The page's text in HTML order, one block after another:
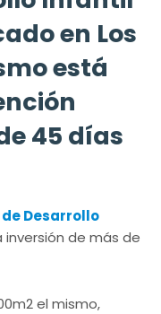
en Los
está
45 días
Desarrollo
de más de
el mismo,